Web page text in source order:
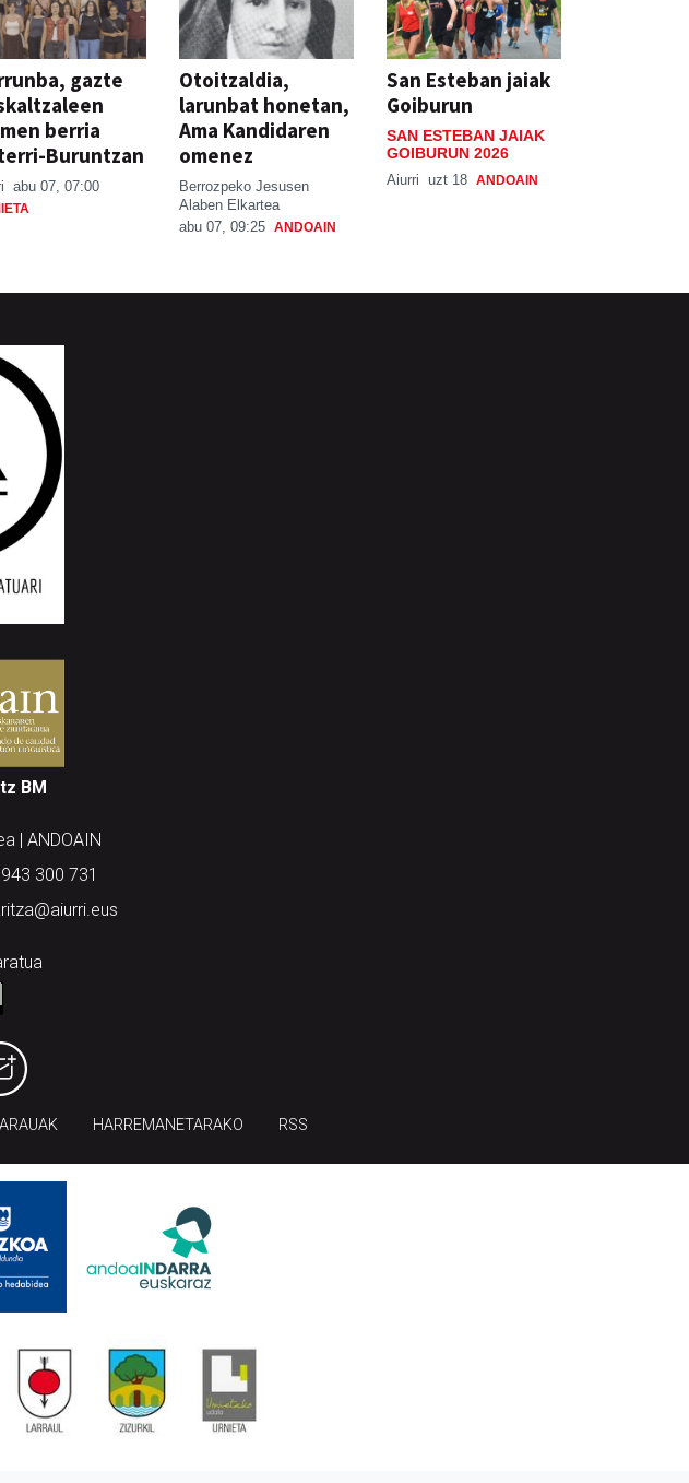
gazte
berria
Buruntzan
abu 07, 07:00
Otoitzaldia,
larunbat honetan,
Ama Kandidaren
omenez
Berrozpeko Jesusen
Alaben Elkartea
abu 07, 09:25 ANDOAIN
San Esteban jaiak
Goiburun
SAN ESTEBAN JAIAK
GOIBURUN 2026
Aiurri uzt 18 ANDOAIN
BM
| ANDOAIN
300 731
ARAUAK HARREMANETARAKO RSS